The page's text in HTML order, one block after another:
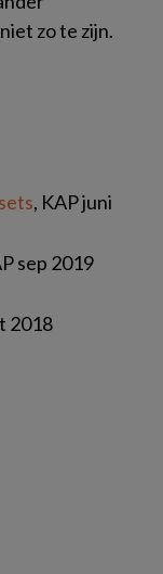
zo te zijn.
, KAP juni
sep 2019
2018